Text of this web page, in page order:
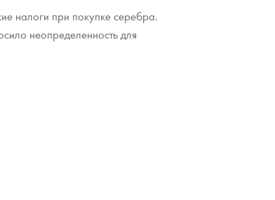
налоги при покупке серебра.
неопределенность для